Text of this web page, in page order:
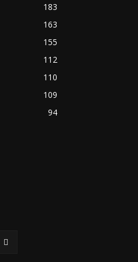
183
163
155
112
110
109
94